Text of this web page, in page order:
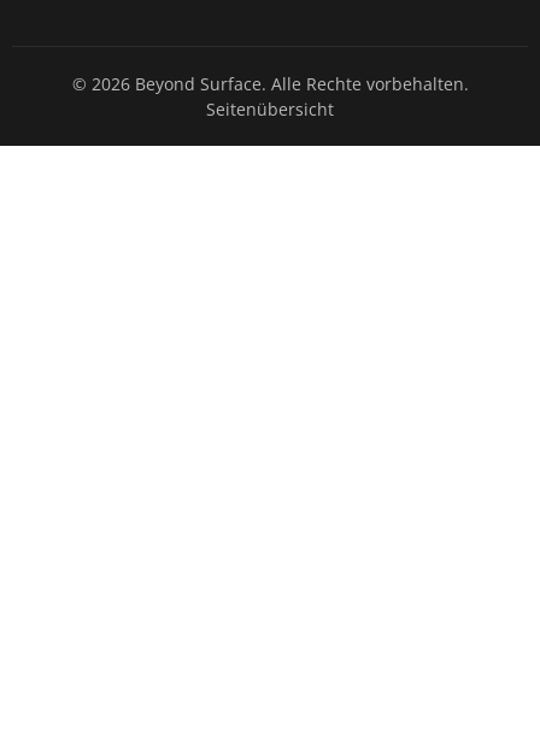
© 2026 Beyond Surface. Alle Rechte vorbehalten.
Seitenübersicht